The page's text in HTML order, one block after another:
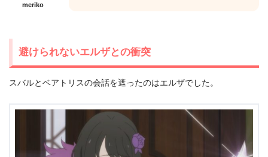
meriko
避けられないエルザとの衝突
スバルとベアトリスの会話を遮ったのはエルザでした。